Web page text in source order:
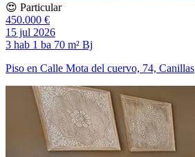
😍 Particular
450.000 €
15 jul 2026
3 hab 1 ba 70 m² Bj
Piso en Calle Mota del cuervo, 74, Canillas